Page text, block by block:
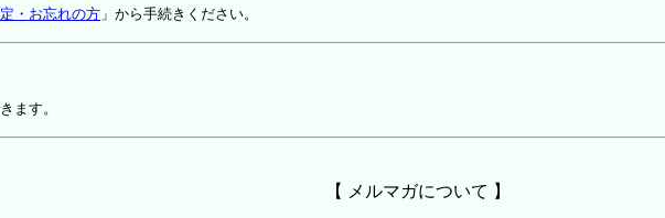
・お忘れの方 」から手続きください。
ます。
【 メルマガについて 】